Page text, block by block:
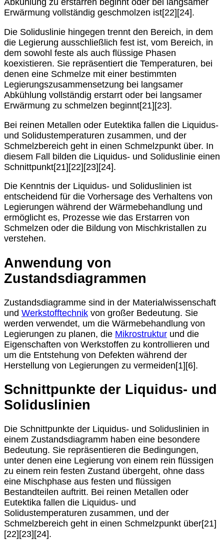
Abkühlung zu erstarren beginnt oder bei langsamer
Erwärmung vollständig geschmolzen ist[22][24].
Die Soliduslinie hingegen trennt den Bereich, in dem
die Legierung ausschließlich fest ist, vom Bereich, in
dem sowohl feste als auch flüssige Phasen
koexistieren. Sie repräsentiert die Temperaturen, bei
denen eine Schmelze mit einer bestimmten
Legierungszusammensetzung bei langsamer
Abkühlung vollständig erstarrt oder bei langsamer
Erwärmung zu schmelzen beginnt[21][23].
Bei reinen Metallen oder Eutektika fallen die Liquidus-
und Solidustemperaturen zusammen, und der
Schmelzbereich geht in einen Schmelzpunkt über. In
diesem Fall bilden die Liquidus- und Soliduslinie einen
Schnittpunkt[21][22][23][24].
Die Kenntnis der Liquidus- und Soliduslinien ist
entscheidend für die Vorhersage des Verhaltens von
Legierungen während der Wärmebehandlung und
ermöglicht es, Prozesse wie das Erstarren von
Schmelzen oder die Bildung von Mischkristallen zu
verstehen.
Anwendung von
Zustandsdiagrammen
Zustandsdiagramme sind in der Materialwissenschaft
und Werkstofftechnik von großer Bedeutung. Sie
werden verwendet, um die Wärmebehandlung von
Legierungen zu planen, die Mikrostruktur und die
Eigenschaften von Werkstoffen zu kontrollieren und
um die Entstehung von Defekten während der
Herstellung von Legierungen zu vermeiden[1][6].
Schnittpunkte der Liquidus- und
Soliduslinien
Die Schnittpunkte der Liquidus- und Soliduslinien in
einem Zustandsdiagramm haben eine besondere
Bedeutung. Sie repräsentieren die Bedingungen,
unter denen eine Legierung von einem rein flüssigen
zu einem rein festen Zustand übergeht, ohne dass
eine Mischphase aus festen und flüssigen
Bestandteilen auftritt. Bei reinen Metallen oder
Eutektika fallen die Liquidus- und
Solidustemperaturen zusammen, und der
Schmelzbereich geht in einen Schmelzpunkt über[21]
[22][23][24].